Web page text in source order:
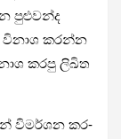
පුළු­වන්ද
විනාශ කරන්න
කරපු ලිඛිත
විම­ර්ශන කර­